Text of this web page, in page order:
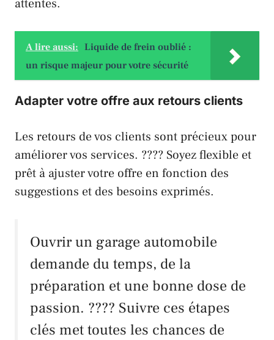
attentes.
A lire aussi: Liquide de frein oublié :
un risque majeur pour votre sécurité
Adapter votre offre aux retours clients
Les retours de vos clients sont précieux pour
améliorer vos services. ???? Soyez flexible et
prêt à ajuster votre offre en fonction des
suggestions et des besoins exprimés.
Ouvrir un garage automobile
demande du temps, de la
préparation et une bonne dose de
passion. ???? Suivre ces étapes
clés met toutes les chances de